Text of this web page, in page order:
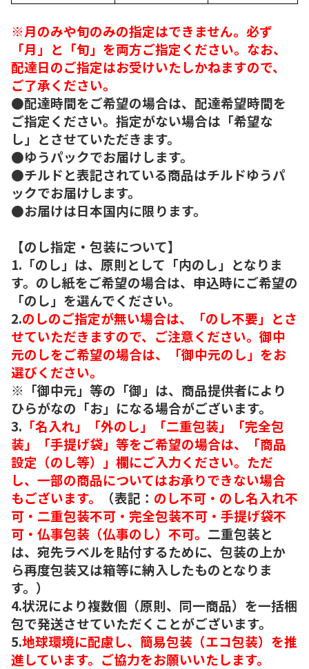
※月のみや旬のみの指定はできません。必ず
「月」と「旬」を両方ご指定ください。なお、
配達日のご指定はお受けいたしかねますので、
ご了承ください。
●配達時間をご希望の場合は、配達希望時間を
ご指定ください。指定がない場合は「希望な
し」とさせていただきます。
●ゆうパックでお届けします。
●チルドと表記されている商品はチルドゆうパ
ックでお届けします。
●お届けは日本国内に限ります。
【のし指定・包装について】
1.「のし」は、原則として「内のし」となりま
す。のし紙をご希望の場合は、申込時にご希望の
「のし」を選んでください。
2.のしのご指定が無い場合は、「のし不要」とさ
せていただきますので、ご注意ください。御中
元のしをご希望の場合は、「御中元のし」をお
選びください。
※「御中元」等の「御」は、商品提供者により
ひらがなの「お」になる場合がございます。
3. 「名入れ」「外のし」「二重包装」「完全包
装」「手提げ袋」等をご希望の場合は、「商品
設定（のし等）」欄にご入力ください。ただ
し、一部の商品についてはお承りできない場合
もございます。
（表記： のし不可・のし名入れ不
可・二重包装不可・完全包装不可・手提げ袋不
可・仏事包装（仏事のし）不可。 二重包装と
は、宛先ラベルを貼付するために、包装の上か
ら再度包装又は箱等に納入したものとなりま
す。）
4.状況により複数個（原則、同一商品）を一括梱
包で発送させていただくことがございます。
5.地球環境に配慮し、簡易包装（エコ包装）を推
進しています。ご協力をお願いいたします。